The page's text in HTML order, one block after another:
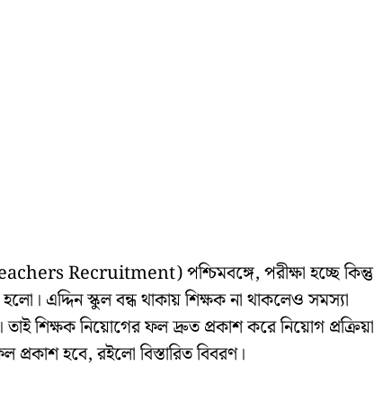
Recruitment) পশ্চিমবঙ্গে, পরীক্ষা হচ্ছে কিন্তু
এদ্দিন স্কুল বন্ধ থাকায় শিক্ষক না থাকলেও সমস্যা
শিক্ষক নিয়োগের ফল দ্রুত প্রকাশ করে নিয়োগ প্রক্রিয়া
হবে, রইলো বিস্তারিত বিবরণ।